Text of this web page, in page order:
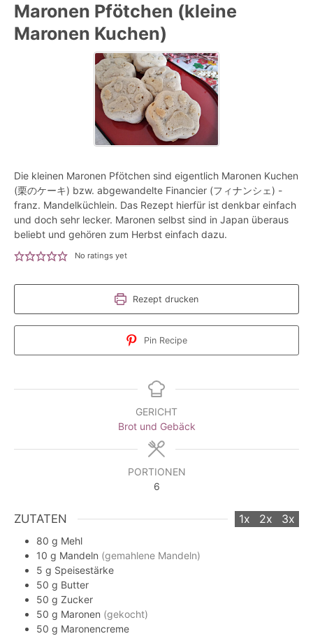
Maronen Pfötchen (kleine
Maronen Kuchen)
Die kleinen Maronen Pfötchen sind eigentlich Maronen Kuchen
(栗のケーキ) bzw. abgewandelte Financier (フィナンシェ) -
franz. Mandelküchlein. Das Rezept hierfür ist denkbar einfach
und doch sehr lecker. Maronen selbst sind in Japan überaus
beliebt und gehören zum Herbst einfach dazu.
No ratings yet
Rezept drucken
Pin Recipe
GERICHT
Brot und Gebäck
PORTIONEN
6
ZUTATEN 1x 2x 3x
80 g Mehl
10 g Mandeln (gemahlene Mandeln)
5 g Speisestärke
50 g Butter
50 g Zucker
50 g Maronen (gekocht)
50 g Maronencreme